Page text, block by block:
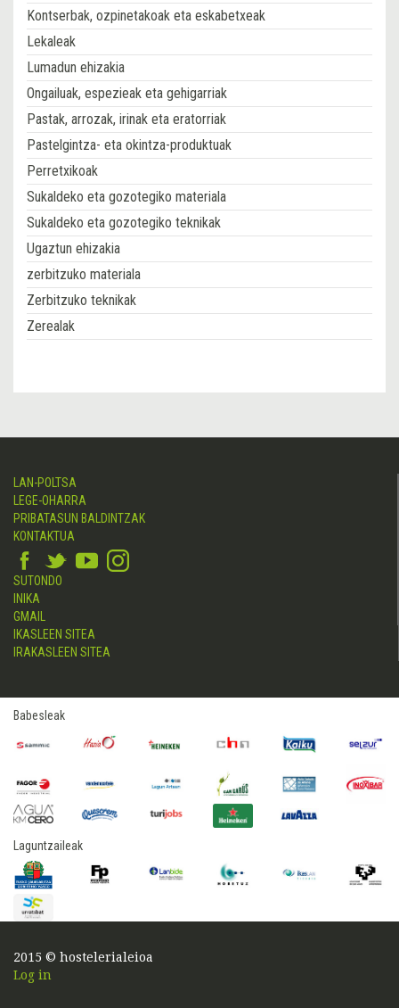
Kontserbak, ozpinetakoak eta eskabetxeak
Lekaleak
Lumadun ehizakia
Ongailuak, espezieak eta gehigarriak
Pastak, arrozak, irinak eta eratorriak
Pastelgintza- eta okintza-produktuak
Perretxikoak
Sukaldeko eta gozotegiko materiala
Sukaldeko eta gozotegiko teknikak
Ugaztun ehizakia
zerbitzuko materiala
Zerbitzuko teknikak
Zerealak
LAN-POLTSA
LEGE-OHARRA
PRIBATASUN BALDINTZAK
KONTAKTUA
SUTONDO
INIKA
GMAIL
IKASLEEN SITEA
IRAKASLEEN SITEA
Babesleak
Laguntzaileak
2015 © hostelerialeioa
Log in